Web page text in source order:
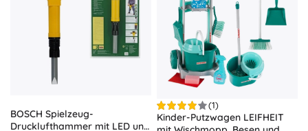
BOSCH Spielzeug-
Drucklufthammer mit LED und
(1)
Kinder-Putzwagen LEIFHEIT